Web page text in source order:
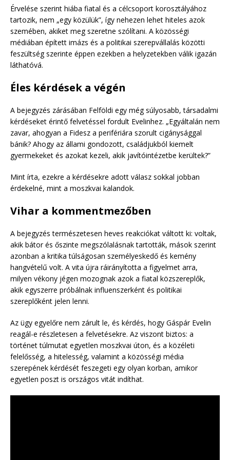
Érvelése szerint hiába fiatal és a célcsoport korosztályához
tartozik, nem „egy közülük”, így nehezen lehet hiteles azok
szemében, akiket meg szeretne szólítani. A közösségi
médiában épített imázs és a politikai szerepvállalás közötti
feszültség szerinte éppen ezekben a helyzetekben válik igazán
láthatóvá.
Éles kérdések a végén
A bejegyzés zárásában Felföldi egy még súlyosabb, társadalmi
kérdéseket érintő felvetéssel fordult Evelinhez. „Egyáltalán nem
zavar, ahogyan a Fidesz a perifériára szorult cigánysággal
bánik? Ahogy az állami gondozott, családjukból kiemelt
gyermekeket és azokat kezeli, akik javítóintézetbe kerültek?”
Mint írta, ezekre a kérdésekre adott válasz sokkal jobban
érdekelné, mint a moszkvai kalandok.
Vihar a kommentmezőben
A bejegyzés természetesen heves reakciókat váltott ki: voltak,
akik bátor és őszinte megszólalásnak tartották, mások szerint
azonban a kritika túlságosan személyeskedő és kemény
hangvételű volt. A vita újra ráirányította a figyelmet arra,
milyen vékony jégen mozognak azok a fiatal közszereplők,
akik egyszerre próbálnak influenszerként és politikai
szereplőként jelen lenni.
Az ügy egyelőre nem zárult le, és kérdés, hogy Gáspár Evelin
reagál-e részletesen a felvetésekre. Az viszont biztos: a
történet túlmutat egyetlen moszkvai úton, és a közéleti
felelősség, a hitelesség, valamint a közösségi média
szerepének kérdését feszegeti egy olyan korban, amikor
egyetlen poszt is országos vitát indíthat.